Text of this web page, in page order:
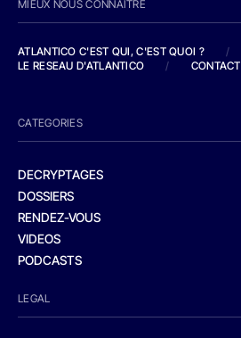
MIEUX NOUS CONNAITRE
ATLANTICO C'EST QUI, C'EST QUOI ?
/
LE RESEAU D'ATLANTICO
/ CONTACT
CATEGORIES
DECRYPTAGES
DOSSIERS
RENDEZ-VOUS
VIDEOS
PODCASTS
LEGAL